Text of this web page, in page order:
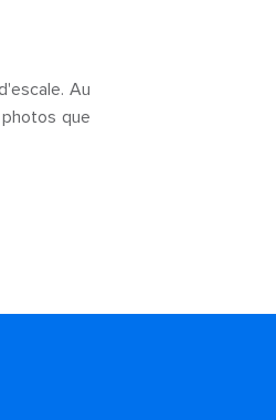
Au
que